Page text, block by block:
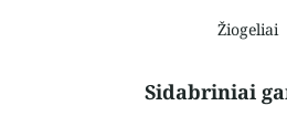
Žiogeliai
Sidabriniai